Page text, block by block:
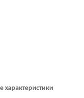
характеристики